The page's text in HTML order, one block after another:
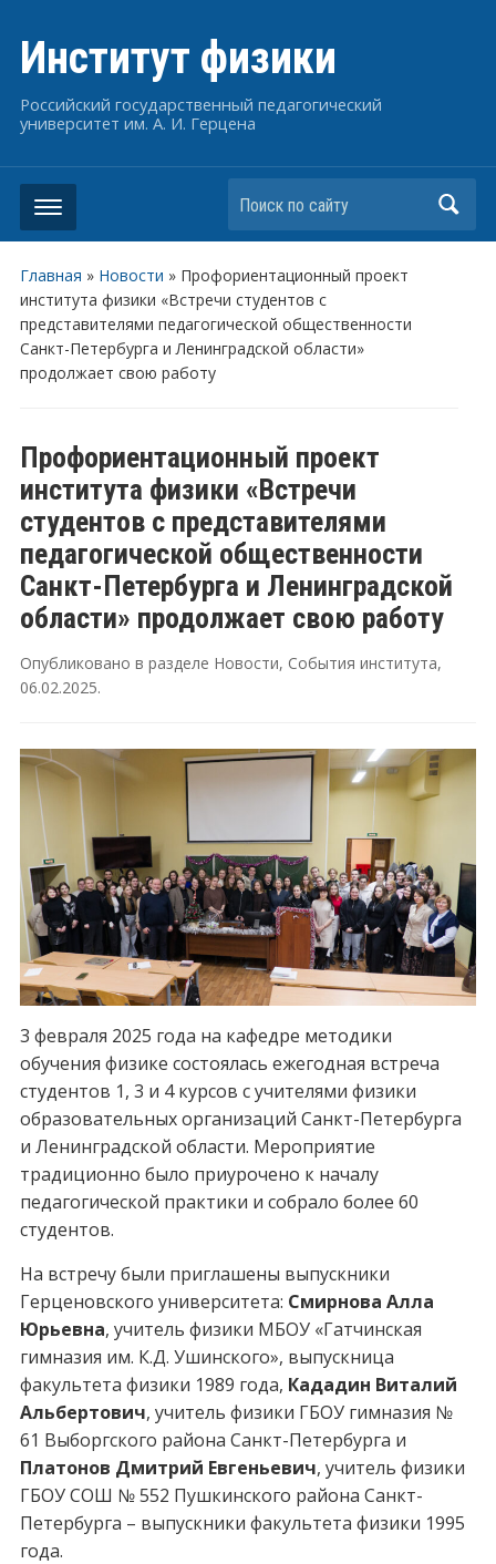
Институт физики
Российский государственный педагогический
университет им. А. И. Герцена
Поиск по сайту
Главная » Новости » Профориентационный проект
института физики «Встречи студентов с
представителями педагогической общественности
Санкт-Петербурга и Ленинградской области»
продолжает свою работу
Профориентационный проект
института физики «Встречи
студентов с представителями
педагогической общественности
Санкт-Петербурга и Ленинградской
области» продолжает свою работу
Опубликовано в разделе Новости, События института,
06.02.2025.
3 февраля 2025 года на кафедре методики
обучения физике состоялась ежегодная встреча
студентов 1, 3 и 4 курсов с учителями физики
образовательных организаций Санкт-Петербурга
и Ленинградской области. Мероприятие
традиционно было приурочено к началу
педагогической практики и собрало более 60
студентов.
На встречу были приглашены выпускники
Герценовского университета: Смирнова Алла
Юрьевна, учитель физики МБОУ «Гатчинская
гимназия им. К.Д. Ушинского», выпускница
факультета физики 1989 года, Кададин Виталий
Альбертович, учитель физики ГБОУ гимназия №
61 Выборгского района Санкт-Петербурга и
Платонов Дмитрий Евгеньевич, учитель физики
ГБОУ СОШ № 552 Пушкинского района Санкт-
Петербурга – выпускники факультета физики 1995
года.